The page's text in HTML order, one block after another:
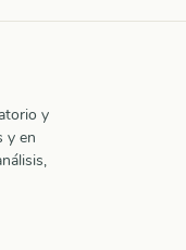
y
y en